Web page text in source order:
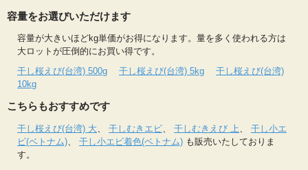
容量をお選びいただけます
容量が大きいほどkg単価がお得になります。量を多く使われる方は
大ロットが圧倒的にお買い得です。
干し桜えび(台湾) 500g
干し桜えび(台湾) 5kg
干し桜えび(台湾)
10kg
こちらもおすすめです
干し桜えび(台湾) 大 干しむきエビ 干しむきえび 上
干し小エ
ビ(ベトナム)
干し小エビ着色(ベトナム) も販売いたしておりま
す。